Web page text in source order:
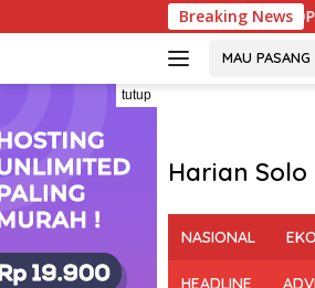
ke
Breaking News
DPMPTSP : Izin Tambang
MAU
tutup
Harian Solo
Tegas
Bermartabat
NASIONAL
HEADLINE